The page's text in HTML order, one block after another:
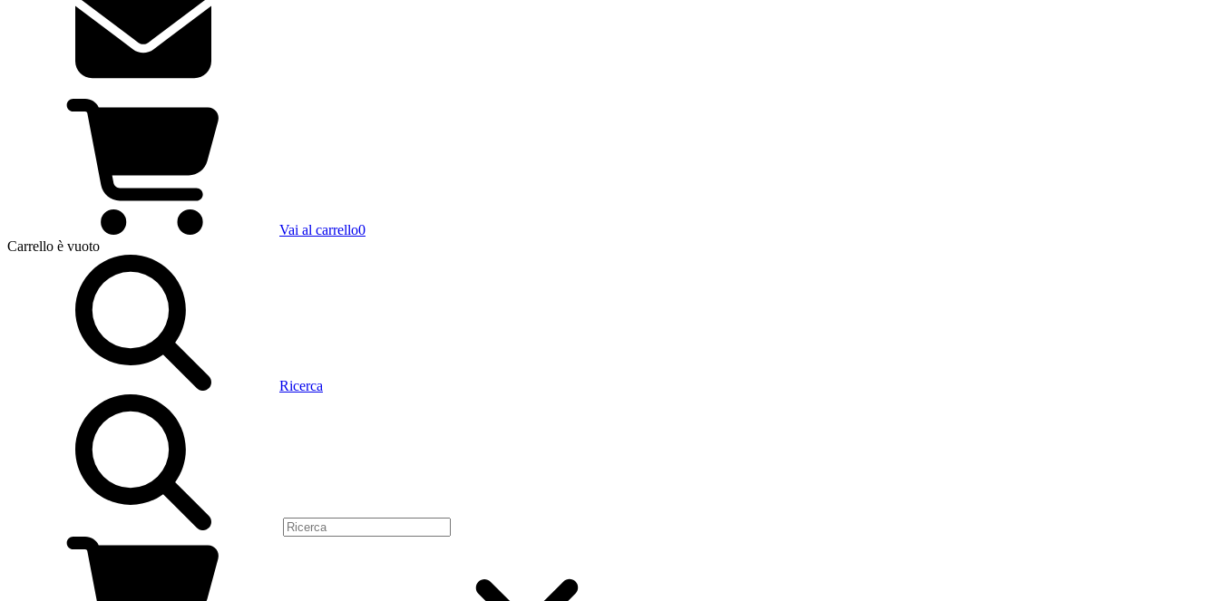
Vai al carrello0
Carrello è vuoto
Ricerca